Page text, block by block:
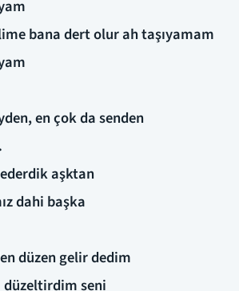
bana dert olur ah taşıyamam
en çok da senden
aşktan
dahi başka
düzen gelir dedim
düzeltirdim seni